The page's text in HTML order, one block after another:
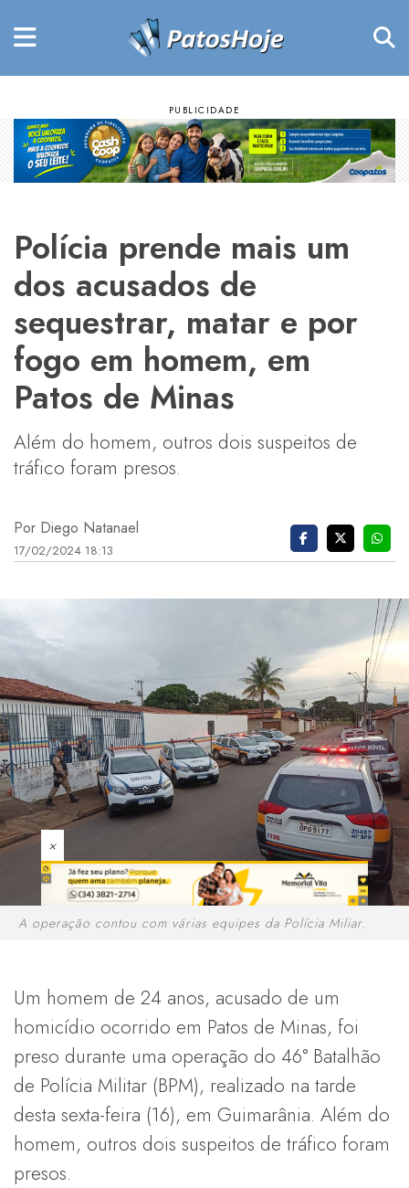
Polícia prende mais um
dos acusados de
sequestrar, matar e por
fogo em homem, em
Patos de Minas
Além do homem, outros dois suspeitos de
tráfico foram presos.
Por Diego Natanael
17/02/2024 18:13
×
A operação contou com várias equipes da Polícia Miliar.
Um homem de 24 anos, acusado de um
homicídio ocorrido em Patos de Minas, foi
preso durante uma operação do 46° Batalhão
de Polícia Militar (BPM), realizado na tarde
desta sexta-feira (16), em Guimarânia. Além do
homem, outros dois suspeitos de tráfico foram
presos.